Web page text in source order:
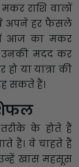
राशि वालों
अपने हर फैसले
आज का मकर
उनकी मदद कर
या यात्रा की
सकते हैं।
के होते हैं
हैं। वे चाहते हैं
खास महसूस